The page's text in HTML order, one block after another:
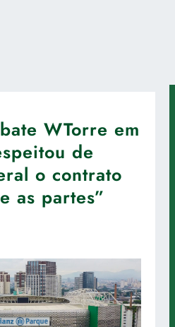
WTorre em
de
o contrato
as partes”